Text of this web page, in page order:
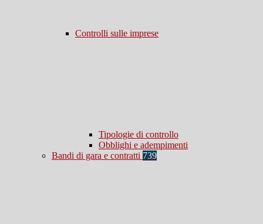
Controlli sulle imprese
Tipologie di controllo
Obblighi e adempimenti
Bandi di gara e contratti 739